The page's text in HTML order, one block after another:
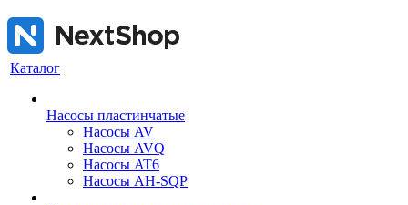
Каталог
Насосы пластинчатые
Насосы AV
Насосы AVQ
Насосы AT6
Насосы AH-SQP